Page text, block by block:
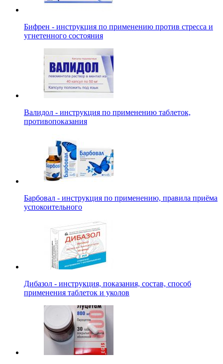
Бифрен - инструкция по применению против стресса и
угнетенного состояния
Валидол - инструкция по применению таблеток,
противопоказания
Барбовал - инструкция по применению, правила приёма
успокоительного
Дибазол - инструкция, показания, состав, способ
применения таблеток и уколов